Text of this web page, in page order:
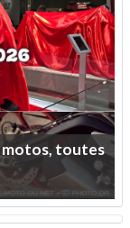
motos,toutes